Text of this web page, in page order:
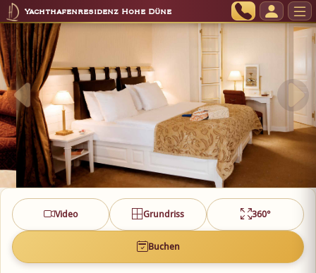
Yachthafenresidenz Hohe Düne
Video Grundriss 360°
Buchen